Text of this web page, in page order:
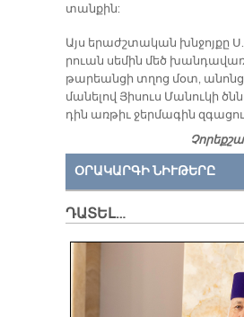
տան­քին:
Այս ե­րաժշ­տա­կան խնջոյ­քը
րուան սե­մին մեծ
թա­րեան­ցի տղոց մօտ, ա­նոնց
մա­նե­լով Յի­սուս Մա­նու­կի
դին առ­թիւ ջեր­մա­գին
ՕՐԱԿԱՐԳԻ ՆԻՒԹԵՐԸ
ԴԱՏԵԼ…